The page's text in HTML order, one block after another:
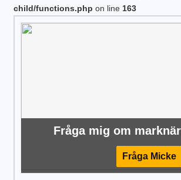
child/functions.php on line 163
Fråga mig om
Fråga Micke